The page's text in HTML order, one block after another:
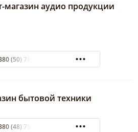
магазин аудио продукции
(50) 789-28-92
бытовой техники
(48) 794-22-71